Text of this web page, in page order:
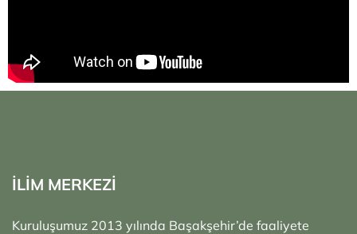
İLİM MERKEZİ
Kuruluşumuz 2013 yılında Başakşehir’de faaliyete